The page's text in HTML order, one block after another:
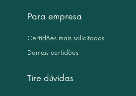
Para empresa
Certidões mais solicitadas
Demais certidões
Tire dúvidas